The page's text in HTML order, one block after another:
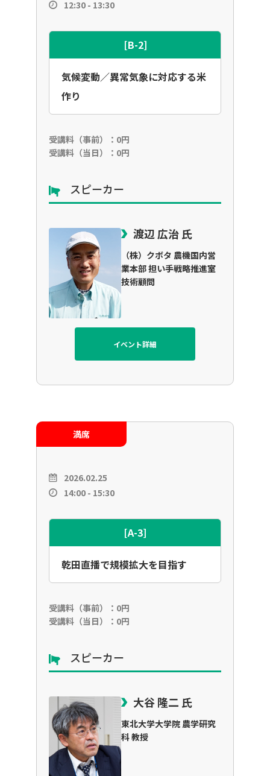
12:30 - 13:30
[B-2]
気候変動／異常気象に対応する米
作り
受講料（事前）：0円
受講料（当日）：0円
スピーカー
渡辺 広治 氏
（株）クボタ 農機国内営
業本部 担い手戦略推進室
技術顧問
イベント詳細
満席
2026.02.25
14:00 - 15:30
[A-3]
乾田直播で規模拡大を目指す
受講料（事前）：0円
受講料（当日）：0円
スピーカー
大谷 隆二 氏
東北大学大学院 農学研究
科 教授